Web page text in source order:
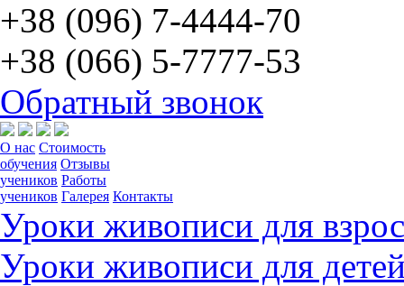
+38 (096) 7-4444-70
+38 (066) 5-7777-53
Обратный звонок
О нас Стоимость
обучения Отзывы
учеников Работы
учеников Галерея Контакты
Уроки живописи для
Уроки живописи для